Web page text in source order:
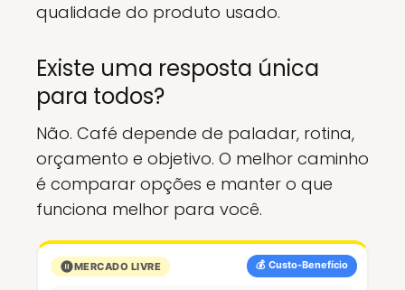
qualidade do produto usado.
Existe uma resposta única
para todos?
Não. Café depende de paladar, rotina,
orçamento e objetivo. O melhor caminho
é comparar opções e manter o que
funciona melhor para você.
💰 Custo-Benefício
MERCADO LIVRE